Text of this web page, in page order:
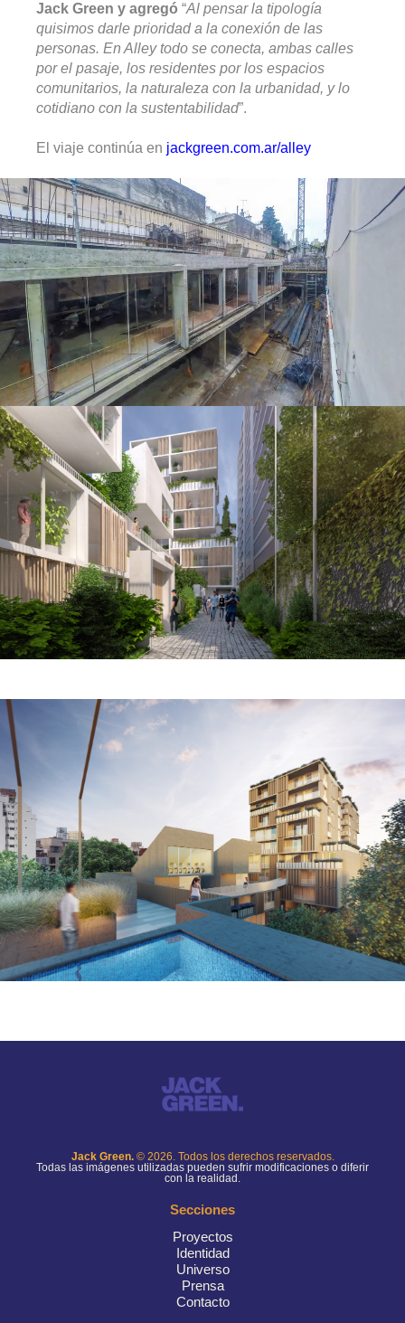
Jack Green y agregó “Al pensar la tipología
quisimos darle prioridad a la conexión de las
personas. En Alley todo se conecta, ambas calles
por el pasaje, los residentes por los espacios
comunitarios, la naturaleza con la urbanidad, y lo
cotidiano con la sustentabilidad”.
El viaje continúa en jackgreen.com.ar/alley
Jack Green.© 2026. Todos los derechos reservados.
Todas las imágenes utilizadas pueden sufrir modificaciones o diferir
con la realidad.
Secciones
Proyectos
Identidad
Universo
Prensa
Contacto